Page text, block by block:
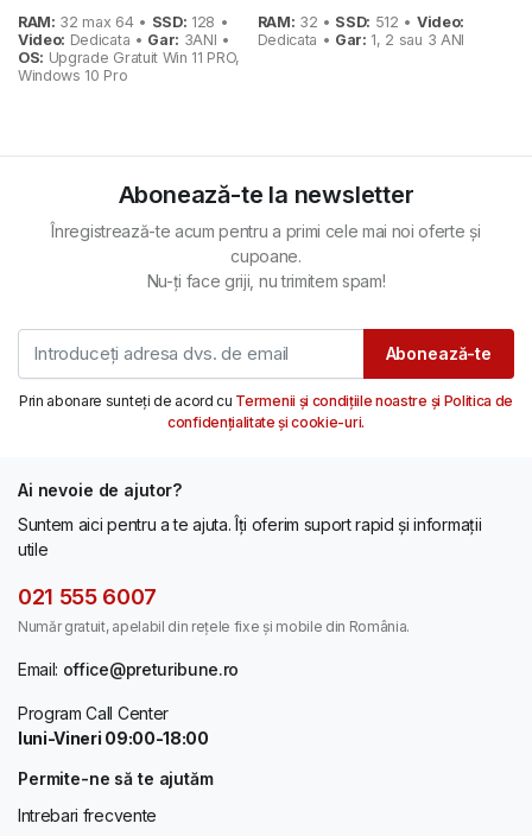
4.355 lei.
RAM: 32 max 64 • SSD: 128 •
Video: Dedicata • Gar: 3ANI •
OS: Upgrade Gratuit Win 11 PRO,
Windows 10 Pro
3.080 lei.
RAM: 32 • SSD: 512 • Video:
Dedicata • Gar: 1, 2 sau 3 ANI
Abonează-te la newsletter
Înregistrează-te acum pentru a primi cele mai noi oferte și
cupoane.
Nu-ți face griji, nu trimitem spam!
Abonează-te
Prin abonare sunteți de acord cu Termenii și condițiile noastre și Politica de
confidențialitate și cookie-uri.
Ai nevoie de ajutor?
Suntem aici pentru a te ajuta. Îți oferim suport rapid și informații
utile
021 555 6007
Număr gratuit, apelabil din rețele fixe și mobile din România.
Email: office@preturibune.ro
Program Call Center
luni-Vineri 09:00-18:00
Permite-ne să te ajutăm
Intrebari frecvente